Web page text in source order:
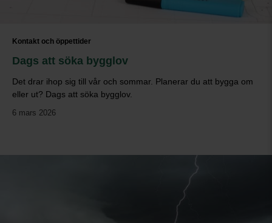
Kontakt och öppettider
Dags att söka bygglov
Det drar ihop sig till vår och sommar. Planerar du att bygga om
eller ut? Dags att söka bygglov.
6 mars 2026